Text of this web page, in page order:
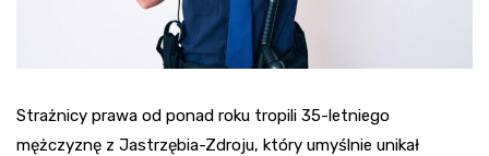
Strażnicy prawa od ponad roku tropili 35-letniego
mężczyznę z Jastrzębia-Zdroju, który umyślnie unikał